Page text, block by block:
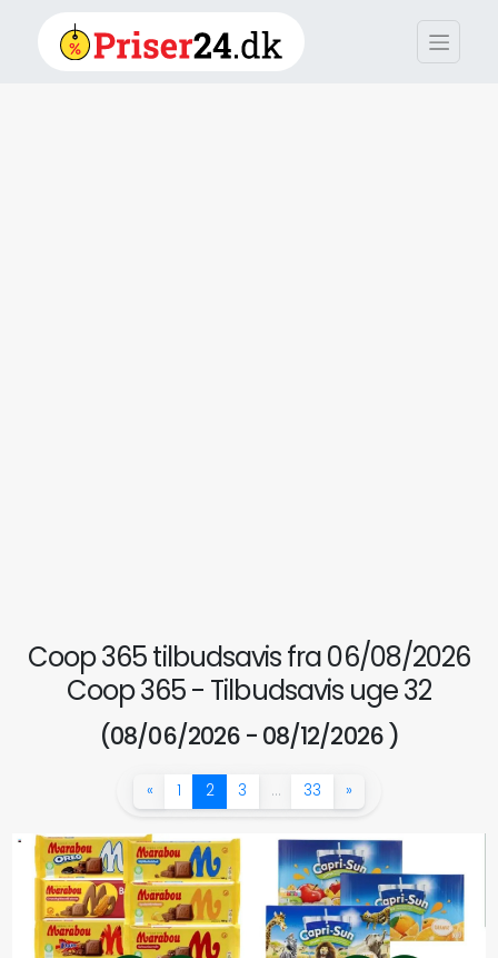
Coop 365 tilbudsavis fra 06/08/2026
Coop 365 - Tilbudsavis uge 32
(08/06/2026 - 08/12/2026 )
« 1 2 3 … 33 »